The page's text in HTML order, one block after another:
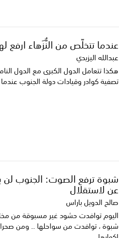
عندما تتخلّص من النُّزَهاء ارفع
عبدالله اليزيدي
هكذا تتعامل الدول الكبرى مع الدول
تصفية كوادر وقيادات دولة الجنوب عندما
شبوة ترفع الصوت: الجنوب لن
عن لاستقلال
صالح الدويل باراس
اليوم توافدت حشود غير مسبوقة من
شبوة ، توافدت من سواحلها .. ومن